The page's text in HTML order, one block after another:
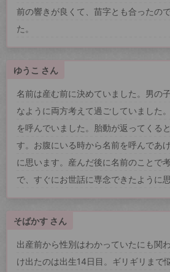
前の響きが良くて、苗字とも合ったの
た。
ゆうこ さん
名前は産む前に決めていました。男の
なように両方考えて過ごしていました
を呼んでいました。胎動が返ってくる
す。お腹にいる時から名前を呼んであ
に思います。産んだ後に名前のことで
で、すぐにお世話に専念できたように思
そばかす さん
出産前から性別はわかっていたにも関
け出たのは出生14日目。ギリギリまで